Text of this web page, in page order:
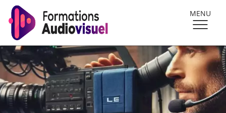
MENU